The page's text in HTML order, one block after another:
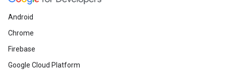
Android
Chrome
Firebase
Google Cloud Platform